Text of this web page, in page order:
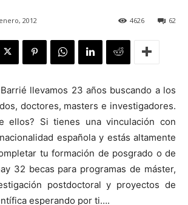
2012 62
4626
llevamos 23 años buscando a los
doctores, masters e investigadores.
ellos? Si tienes una vinculación con
española y estás altamente
tu formación de posgrado o de
32 becas para programas de máster,
postdoctoral y proyectos de
esperando por ti….